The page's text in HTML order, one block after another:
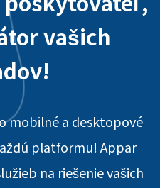
vašich
mobilné a desktopové
platformu! Appar
na riešenie vašich